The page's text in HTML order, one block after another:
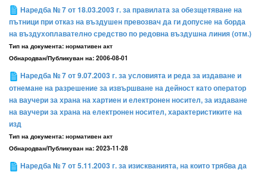
Наредба № 7 от 18.03.2003 г. за правилата за обезщетяване на
пътници при отказ на въздушен превозвач да ги допусне на борда
на въздухоплавателно средство по редовна въздушна линия (отм.)
Тип на документа: нормативен акт
Обнародван/Публикуван на: 2006-08-01
Наредба № 7 от 9.07.2003 г. за условията и реда за издаване и
отнемане на разрешение за извършване на дейност като оператор
на ваучери за храна на хартиен и електронен носител, за издаване
на ваучери за храна на електронен носител, характеристиките на
изд
Тип на документа: нормативен акт
Обнародван/Публикуван на: 2023-11-28
Наредба № 7 от 5.11.2003 г. за изискванията, на които трябва да